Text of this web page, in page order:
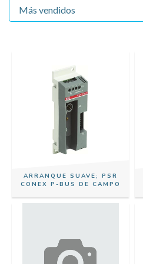
ARRANQUE SUAVE; PSR
CONEX P-BUS DE CAMPO